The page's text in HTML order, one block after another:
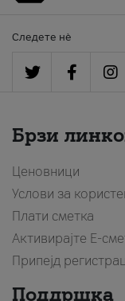
Следете нè
Брзи
Ценовници
Услови за
Плати сметка
Активирајте Е-
Припејд
Поддршка